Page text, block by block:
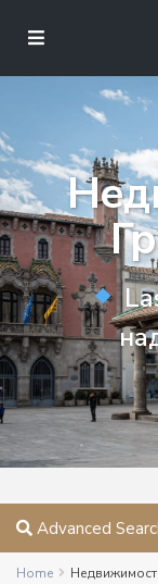
Advanced
Home